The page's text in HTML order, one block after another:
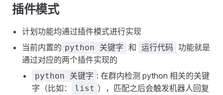
插件模式
计划功能均通过插件模式进行实现
当前内置的 python 关键字 和 运行代码 功能就是
通过对应的两个插件实现的
python 关键字 : 在群内检测 python 相关的关键
字（比如：
list ），匹配之后会触发机器人回复